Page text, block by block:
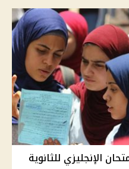
الإنجليزي للثانوية